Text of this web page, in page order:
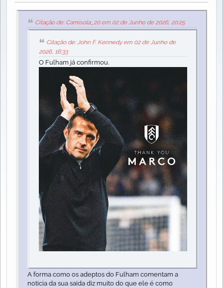
Citação de: Camisola_20 em 02 de Junho de 2026, 20:25
Citação de: John F. Kennedy em 02 de Junho de
2026, 16:33
O Fulham já confirmou.
A forma como os adeptos do Fulham comentam a
noticia da sua saida diz muito do que ele é como